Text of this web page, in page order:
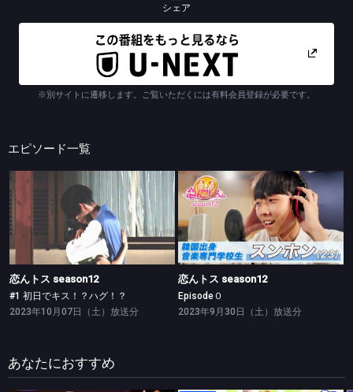
シェア
※別サイトに遷移します。ご覧いただくには有料会員登録が必要です。
エピソード一覧
恋んトス season12
#1 初日でキス！？ハグ！？
恋んトス season12
#1 初日でキス！？ハグ！？
2023年10月07日（土）放送分
恋んトス season12
Episode０
恋んトス season12
Episode０
2023年9月30日（土）放送分
あなたにおすすめ